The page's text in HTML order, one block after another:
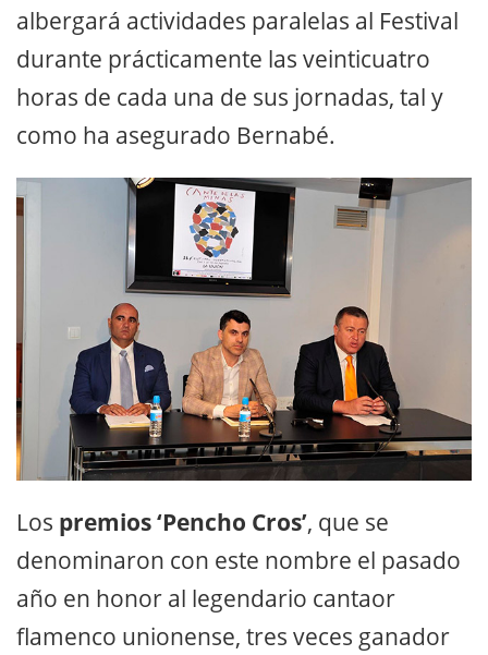
albergará actividades paralelas al Festival
durante prácticamente las veinticuatro
horas de cada una de sus jornadas, tal y
como ha asegurado Bernabé.
Los premios ‘Pencho Cros’, que se
denominaron con este nombre el pasado
año en honor al legendario cantaor
flamenco unionense, tres veces ganador